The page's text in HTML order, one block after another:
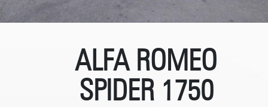
ALFA ROMEO
SPIDER 1750